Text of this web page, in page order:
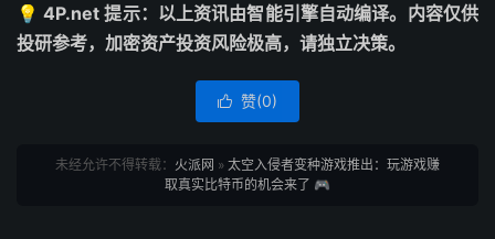
💡 4P.net 提示：以上资讯由智能引擎自动编译。内容仅供
投研参考，加密资产投资风险极高，请独立决策。
 赞(0)
未经允许不得转载： 火派网 » 太空入侵者变种游戏推出：玩游戏赚
取真实比特币的机会来了 🎮